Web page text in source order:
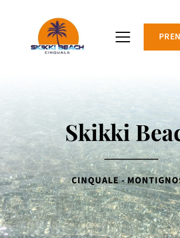
Skikki
CINQUALE -